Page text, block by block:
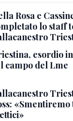
Rosa e
lo staff
esordio
campo del Lme